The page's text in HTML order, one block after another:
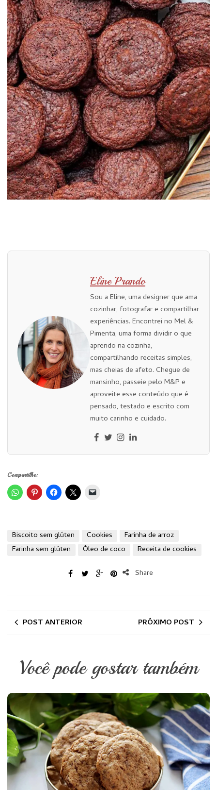
Eline Prando
Sou a Eline, uma designer que ama
cozinhar, fotografar e compartilhar
experiências. Encontrei no Mel &
Pimenta, uma forma dividir o que
aprendo na cozinha,
compartilhando receitas simples,
mas cheias de afeto. Chegue de
mansinho, passeie pelo M&P e
aproveite esse conteúdo que é
pensado, testado e escrito com
muito carinho e cuidado.
Compartilhe:
Biscoito sem glúten Cookies
Farinha de arroz
Farinha sem glúten
Óleo de coco Receita de cookies
Share
POST ANTERIOR PRÓXIMO POST
Você pode gostar também